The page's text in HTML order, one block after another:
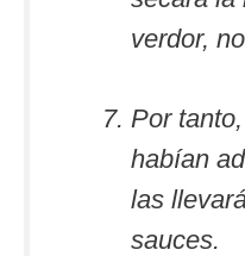
verdor,
Por
habían
las
sauces.